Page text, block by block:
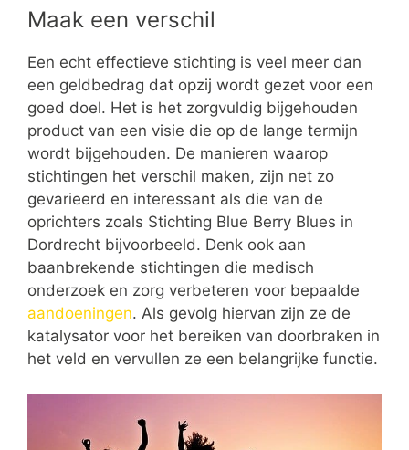
Maak een verschil
Een echt effectieve stichting is veel meer dan
een geldbedrag dat opzij wordt gezet voor een
goed doel. Het is het zorgvuldig bijgehouden
product van een visie die op de lange termijn
wordt bijgehouden. De manieren waarop
stichtingen het verschil maken, zijn net zo
gevarieerd en interessant als die van de
oprichters zoals Stichting Blue Berry Blues in
Dordrecht bijvoorbeeld. Denk ook aan
baanbrekende stichtingen die medisch
onderzoek en zorg verbeteren voor bepaalde
aandoeningen. Als gevolg hiervan zijn ze de
katalysator voor het bereiken van doorbraken in
het veld en vervullen ze een belangrijke functie.